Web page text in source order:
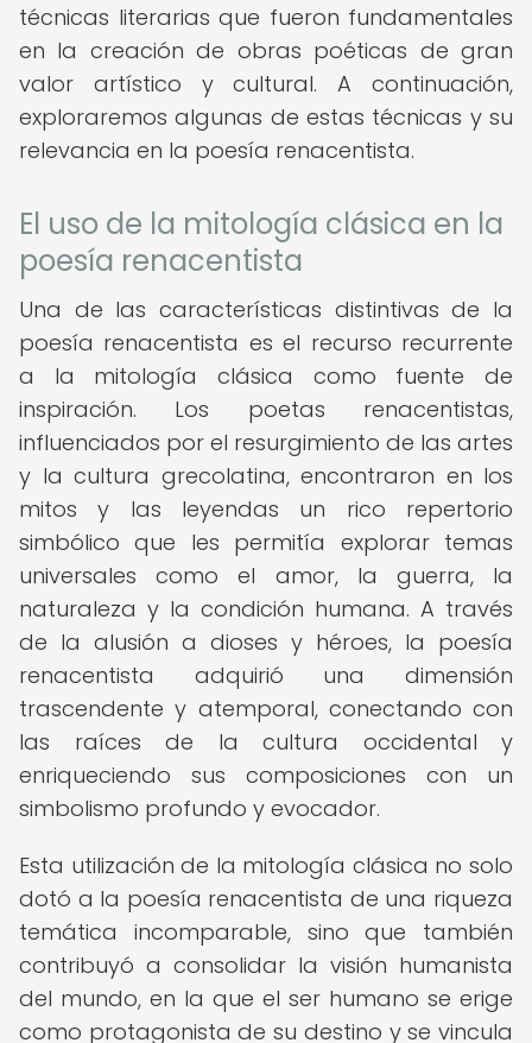
técnicas literarias que fueron fundamentales
en la creación de obras poéticas de gran
valor artístico y cultural. A continuación,
exploraremos algunas de estas técnicas y su
relevancia en la poesía renacentista.
El uso de la mitología clásica en la
poesía renacentista
Una de las características distintivas de la
poesía renacentista es el recurso recurrente
a la mitología clásica como fuente de
inspiración. Los poetas renacentistas,
influenciados por el resurgimiento de las artes
y la cultura grecolatina, encontraron en los
mitos y las leyendas un rico repertorio
simbólico que les permitía explorar temas
universales como el amor, la guerra, la
naturaleza y la condición humana. A través
de la alusión a dioses y héroes, la poesía
renacentista adquirió una dimensión
trascendente y atemporal, conectando con
las raíces de la cultura occidental y
enriqueciendo sus composiciones con un
simbolismo profundo y evocador.
Esta utilización de la mitología clásica no solo
dotó a la poesía renacentista de una riqueza
temática incomparable, sino que también
contribuyó a consolidar la visión humanista
del mundo, en la que el ser humano se erige
como protagonista de su destino y se vincula